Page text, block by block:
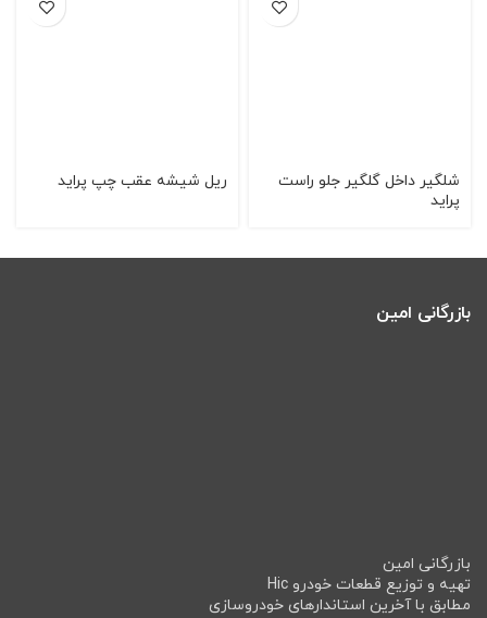
شلگیر داخل گلگیر جلو راست
پراید
ریل شیشه عقب چپ پراید
بازرگانی امین
بازرگانی امین
تهیه و توزیع قطعات خودرو Hic
مطابق با آخرین استاندارهای خودروسازی